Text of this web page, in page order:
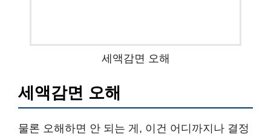
세액감면 오해
세액감면 오해
물론 오해하면 안 되는 게, 이건 어디까지나 결정